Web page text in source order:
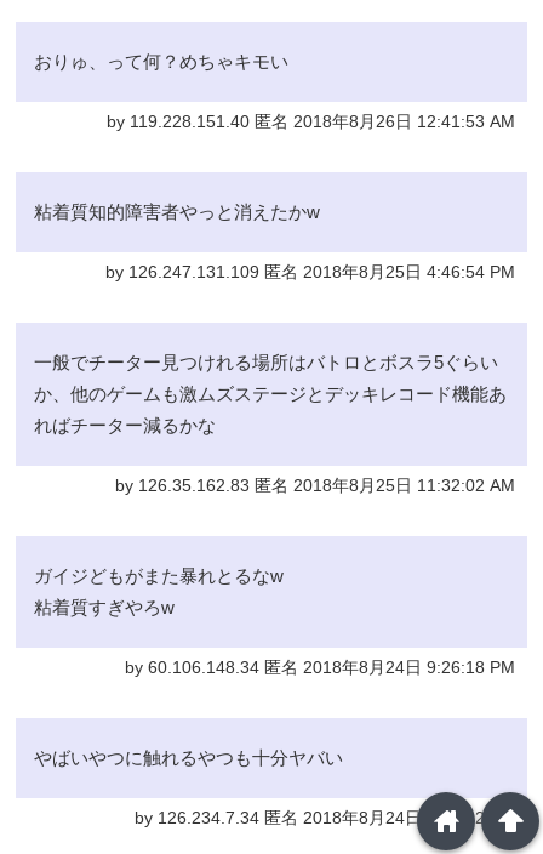
おりゅ、って何？めちゃキモい
by 119.228.151.40 匿名 2018年8月26日 12:41:53 AM
粘着質知的障害者やっと消えたかw
by 126.247.131.109 匿名 2018年8月25日 4:46:54 PM
一般でチーター見つけれる場所はバトロとボスラ5ぐらい
か、他のゲームも激ムズステージとデッキレコード機能あ
ればチーター減るかな
by 126.35.162.83 匿名 2018年8月25日 11:32:02 AM
ガイジどもがまた暴れとるなw
粘着質すぎやろw
by 60.106.148.34 匿名 2018年8月24日 9:26:18 PM
やばいやつに触れるやつも十分ヤバい
by 126.234.7.34 匿名 2018年8月24日 6:46:12 PM
arrowup
home